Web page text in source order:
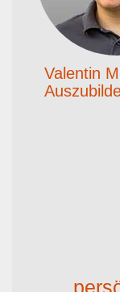
Valentin